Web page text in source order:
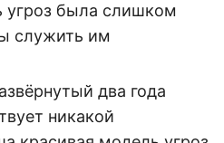
угроз была слишком
служить им
два года
никакой